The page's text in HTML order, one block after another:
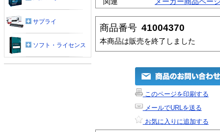
商品番号 41004370
本商品は販売を終了しました
このページを印刷する
メールでURLを送る
お気に入りに追加する
サプライ
ソフト・ライセンス